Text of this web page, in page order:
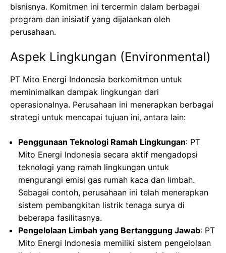
bisnisnya. Komitmen ini tercermin dalam berbagai
program dan inisiatif yang dijalankan oleh
perusahaan.
Aspek Lingkungan (Environmental)
PT Mito Energi Indonesia berkomitmen untuk
meminimalkan dampak lingkungan dari
operasionalnya. Perusahaan ini menerapkan berbagai
strategi untuk mencapai tujuan ini, antara lain:
Penggunaan Teknologi Ramah Lingkungan: PT
Mito Energi Indonesia secara aktif mengadopsi
teknologi yang ramah lingkungan untuk
mengurangi emisi gas rumah kaca dan limbah.
Sebagai contoh, perusahaan ini telah menerapkan
sistem pembangkitan listrik tenaga surya di
beberapa fasilitasnya.
Pengelolaan Limbah yang Bertanggung Jawab: PT
Mito Energi Indonesia memiliki sistem pengelolaan